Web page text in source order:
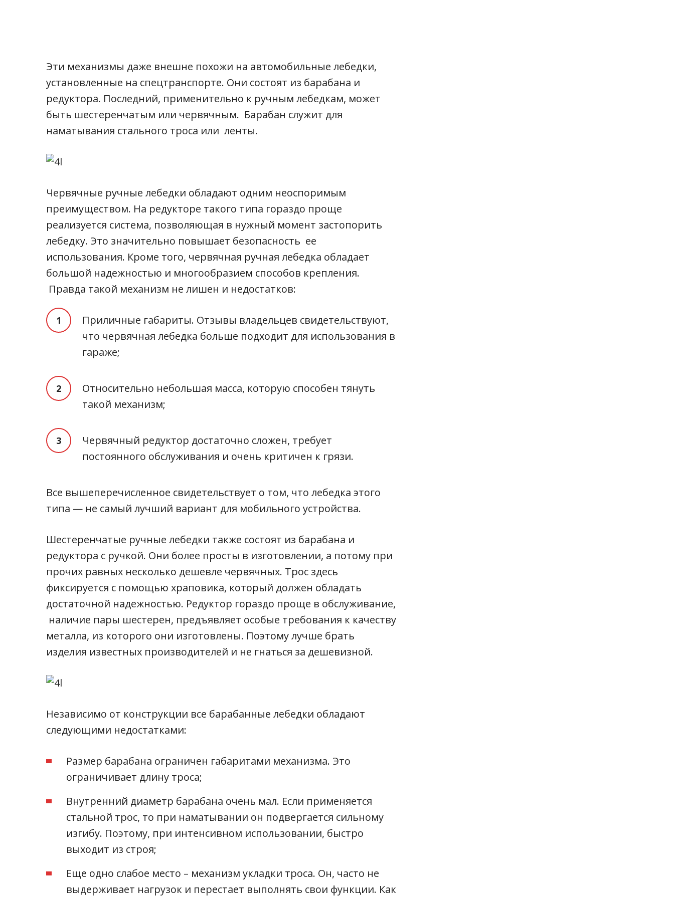
Эти механизмы даже внешне похожи на автомобильные лебедки,
установленные на спецтранспорте. Они состоят из барабана и
редуктора. Последний, применительно к ручным лебедкам, может
быть шестеренчатым или червячным. Барабан служит для
наматывания стального троса или ленты.
Червячные ручные лебедки обладают одним неоспоримым
преимуществом. На редукторе такого типа гораздо проще
реализуется система, позволяющая в нужный момент застопорить
лебедку. Это значительно повышает безопасность ее
использования. Кроме того, червячная ручная лебедка обладает
большой надежностью и многообразием способов крепления.
Правда такой механизм не лишен и недостатков:
Приличные габариты. Отзывы владельцев свидетельствуют,
что червячная лебедка больше подходит для использования в
гараже;
Относительно небольшая масса, которую способен тянуть
такой механизм;
Червячный редуктор достаточно сложен, требует
постоянного обслуживания и очень критичен к грязи.
Все вышеперечисленное свидетельствует о том, что лебедка этого
типа — не самый лучший вариант для мобильного устройства.
Шестеренчатые ручные лебедки также состоят из барабана и
редуктора с ручкой. Они более просты в изготовлении, а потому при
прочих равных несколько дешевле червячных. Трос здесь
фиксируется с помощью храповика, который должен обладать
достаточной надежностью. Редуктор гораздо проще в обслуживание,
наличие пары шестерен, предъявляет особые требования к качеству
металла, из которого они изготовлены. Поэтому лучше брать
изделия известных производителей и не гнаться за дешевизной.
Независимо от конструкции все барабанные лебедки обладают
следующими недостатками:
Размер барабана ограничен габаритами механизма. Это
ограничивает длину троса;
Внутренний диаметр барабана очень мал. Если применяется
стальной трос, то при наматывании он подвергается сильному
изгибу. Поэтому, при интенсивном использовании, быстро
выходит из строя;
Еще одно слабое место – механизм укладки троса. Он, часто не
выдерживает нагрузок и перестает выполнять свои функции. Как